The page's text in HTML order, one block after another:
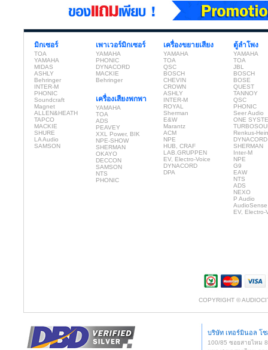
มิกเซอร์
TOA
YAMAHA
MIDAS
ASHLY
Behringer
INTER-M
PHONIC
Soundcraft
Magnet
ALLEN&HEATH
TAPCO
MACKIE
SHURE
LA Audio
SAMSON
เพาเวอร์มิกเซอร์
YAMAHA
PHONIC
DYNACORD
MACKIE
Behringer
เครื่องเสียงพกพา
YAMAHA
TOA
ADS
PEAVEY
XXL Power, BIK
NPE-SHOW
SHERMAN
OKAYO
DECCON
SAMSON
NTS
PHONIC
เครื่องขยายเสียง
YAMAHA
TOA
QSC
BOSCH
CHEVIN
CROWN
ASHLY
INTER-M
ROYAL
Sherman
E&W
Marantz
ACM
NPE
HUB, CRAF
LAB.GRUPPEN
EV, Electro-Voice
DYNACORD
DPA
ตู้ลำโพง
YAMAHA
TOA
JBL
BOSCH
BOSE
QUEST
TANNOY
QSC
PHONIC
Seer Audio
ONE
Renkus-
DYNACORD
SHERMAN
Inter-M
NPE
G9
EAW
NTS
ADS
NEXO
P Audio
AudioSense
EV, Electro-
COPYRIGHT ©
บริษัท เทอร์มินอล โ
100/85 ซอยสายไหม